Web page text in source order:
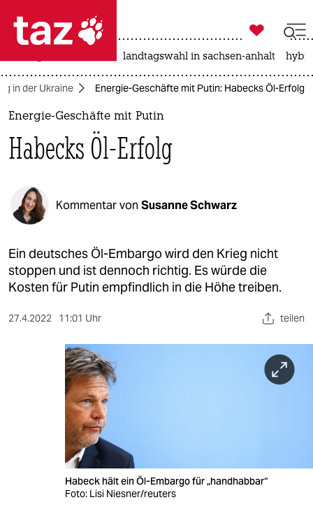
 taz zahl ich
taz zahl ich
themen
politik
öko
gesellschaft
kultur
sport
berlin
wahrheit
veranstaltungen

taz zahl ich
landtagswahl in sachsen-anhalt
in der Ukraine Energie-Geschäfte mit Putin: Habecks Öl-Erfolg
Energie-Geschäfte mit Putin
Habecks Öl-Erfolg
Kommentar von Susanne Schwarz
Ein deutsches Öl-Embargo wird den Krieg nicht
stoppen und ist dennoch richtig. Es würde die
Kosten für Putin empfindlich in die Höhe treiben.
27.4.2022 11:01 Uhr teilen
Habeck hält ein Öl-Embargo für „handhabbar“
Foto: Lisi Niesner/reuters